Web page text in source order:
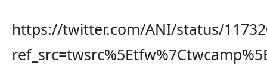
https://twitter.com/ANI/status/